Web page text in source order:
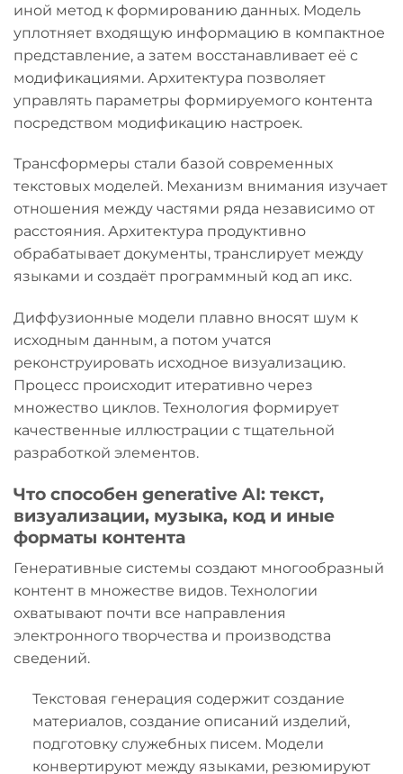
иной метод к формированию данных. Модель
уплотняет входящую информацию в компактное
представление, а затем восстанавливает её с
модификациями. Архитектура позволяет
управлять параметры формируемого контента
посредством модификацию настроек.
Трансформеры стали базой современных
текстовых моделей. Механизм внимания изучает
отношения между частями ряда независимо от
расстояния. Архитектура продуктивно
обрабатывает документы, транслирует между
языками и создаёт программный код ап икс.
Диффузионные модели плавно вносят шум к
исходным данным, а потом учатся
реконструировать исходное визуализацию.
Процесс происходит итеративно через
множество циклов. Технология формирует
качественные иллюстрации с тщательной
разработкой элементов.
Что способен generative AI: текст,
визуализации, музыка, код и иные
форматы контента
Генеративные системы создают многообразный
контент в множестве видов. Технологии
охватывают почти все направления
электронного творчества и производства
сведений.
Текстовая генерация содержит создание
материалов, создание описаний изделий,
подготовку служебных писем. Модели
конвертируют между языками, резюмируют